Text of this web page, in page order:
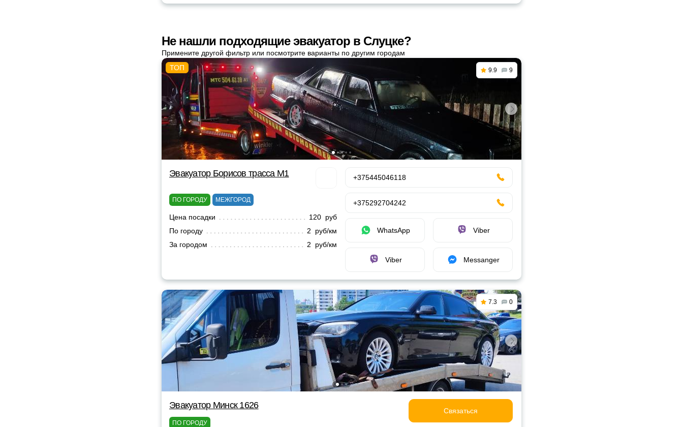
Не нашли подходящие эвакуатор в Слуцке?
Примените другой фильтр или посмотрите варианты по другим городам
9.9 9
Эвакуатор Борисов трасса М1
ПО ГОРОДУ МЕЖГОРОД
Цена посадки
120 руб
По городу
2 руб/км
За городом
2 руб/км
+375445046118
+375292704242
WhatsApp Viber
Viber Messanger
7.3 0
Эвакуатор Минск 1626
ПО ГОРОДУ
Связаться